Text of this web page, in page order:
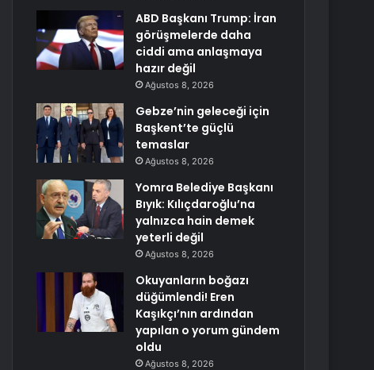
ABD Başkanı Trump: İran
görüşmelerde daha
ciddi ama anlaşmaya
hazır değil
Ağustos 8, 2026
Gebze’nin geleceği için
Başkent’te güçlü
temaslar
Ağustos 8, 2026
Yomra Belediye Başkanı
Bıyık: Kılıçdaroğlu’na
yalnızca hain demek
yeterli değil
Ağustos 8, 2026
Okuyanların boğazı
düğümlendi! Eren
Kaşıkçı’nın ardından
yapılan o yorum gündem
oldu
Ağustos 8, 2026